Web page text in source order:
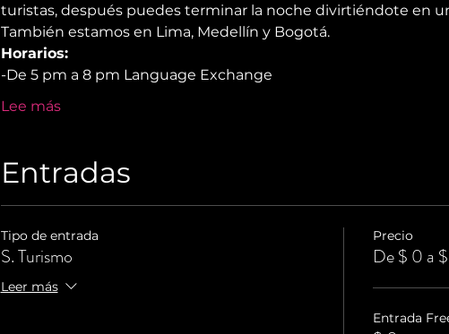
turistas, después puedes terminar la noche divirtiéndote en
También estamos en Lima, Medellín y Bogotá.
Horarios:
-De 5 pm a 8 pm Language Exchange
Lee más
Entradas
Tipo de entrada
S. Turismo
Leer más
Precio
De $ 0 a
Entrada